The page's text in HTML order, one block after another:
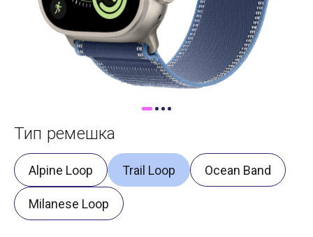
Trade-In
Тип ремешка
Alpine Loop Trail Loop Ocean Band
Milanese Loop